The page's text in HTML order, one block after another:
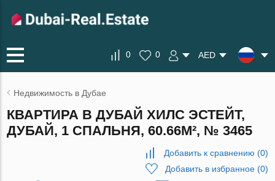
0 0 AED
Недвижимость в Дубае
КВАРТИРА В ДУБАЙ ХИЛС ЭСТЕЙТ,
ДУБАЙ, 1 СПАЛЬНЯ, 60.66М², № 3465
Добавить к сравнению (0)
Добавить в избранное(0)